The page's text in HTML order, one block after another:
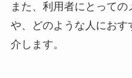
また、利用者にとっての
や、どのような人にお
介します。